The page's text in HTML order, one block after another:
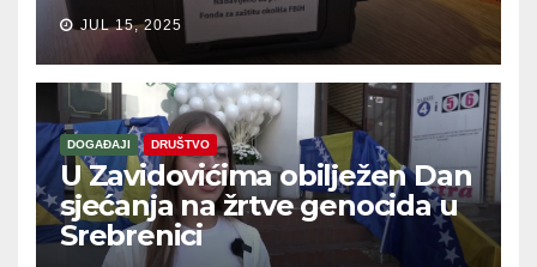
JUL 15, 2025
DOGAĐAJI DRUŠTVO
U Zavidovićima obilježen Dan
sjećanja na žrtve genocida u
Srebrenici